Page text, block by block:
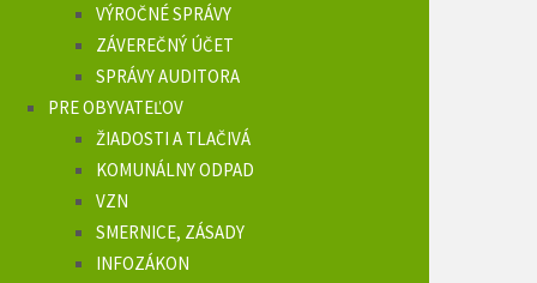
VÝROČNÉ SPRÁVY
ZÁVEREČNÝ ÚČET
SPRÁVY AUDITORA
PRE OBYVATEĽOV
ŽIADOSTI A TLAČIVÁ
KOMUNÁLNY ODPAD
VZN
SMERNICE, ZÁSADY
INFOZÁKON